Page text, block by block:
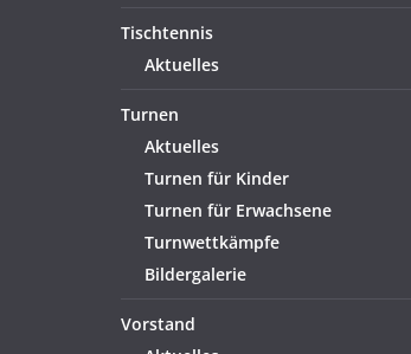
Tischtennis
Aktuelles
Turnen
Aktuelles
Turnen für Kinder
Turnen für Erwachsene
Turnwettkämpfe
Bildergalerie
Vorstand